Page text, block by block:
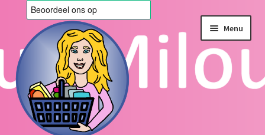
door
naar
navigatie
de
inhoud
Menu